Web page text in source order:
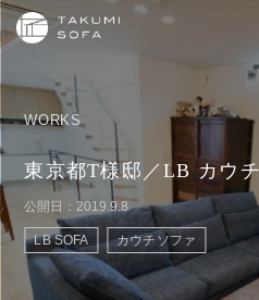
WORKS
東京都T様邸／LB カウ
公開日：2019.9.8
LB SOFA カウチソファ